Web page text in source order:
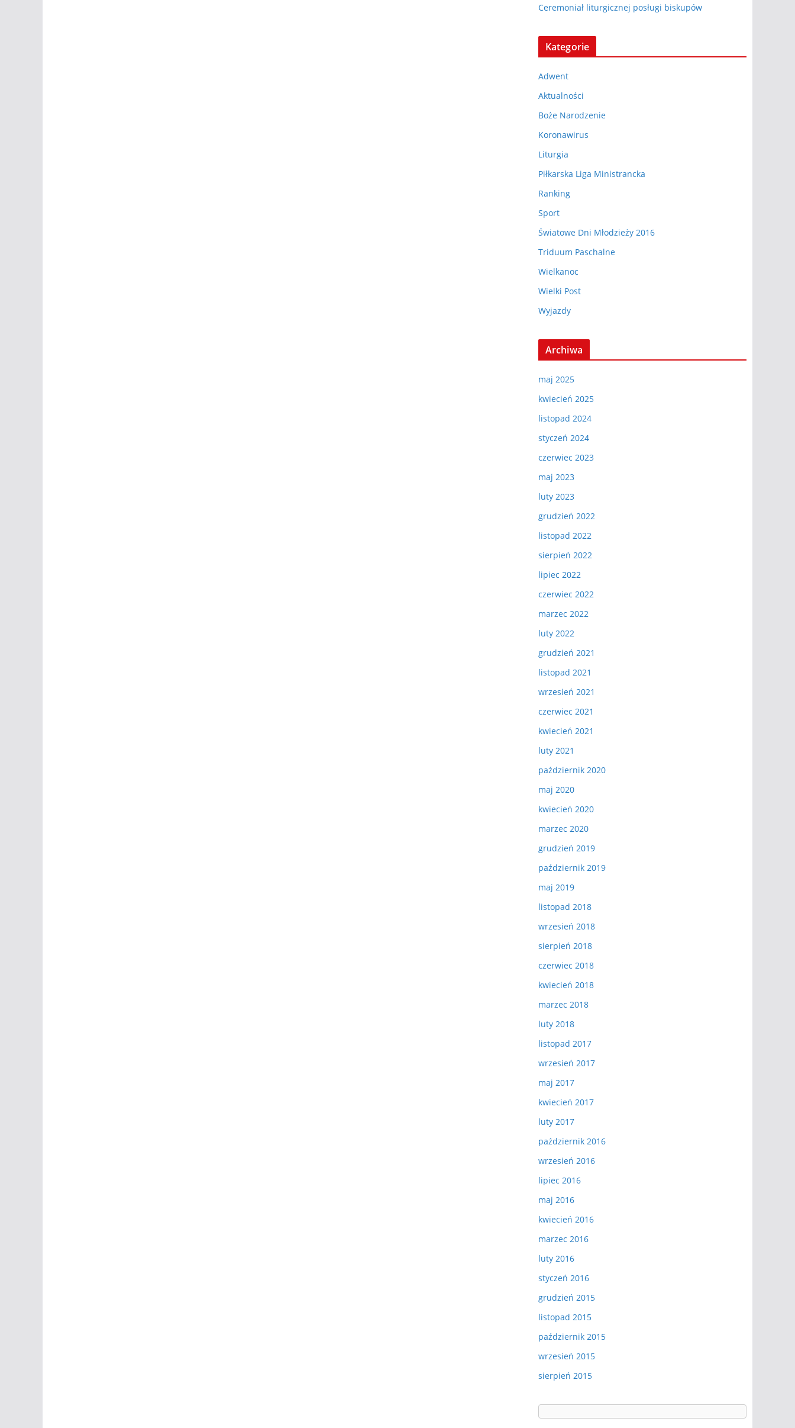
Ceremoniał liturgicznej posługi biskupów
Kategorie
Adwent
Aktualności
Boże Narodzenie
Koronawirus
Liturgia
Piłkarska Liga Ministrancka
Ranking
Sport
Światowe Dni Młodzieży 2016
Triduum Paschalne
Wielkanoc
Wielki Post
Wyjazdy
Archiwa
maj 2025
kwiecień 2025
listopad 2024
styczeń 2024
czerwiec 2023
maj 2023
luty 2023
grudzień 2022
listopad 2022
sierpień 2022
lipiec 2022
czerwiec 2022
marzec 2022
luty 2022
grudzień 2021
listopad 2021
wrzesień 2021
czerwiec 2021
kwiecień 2021
luty 2021
październik 2020
maj 2020
kwiecień 2020
marzec 2020
grudzień 2019
październik 2019
maj 2019
listopad 2018
wrzesień 2018
sierpień 2018
czerwiec 2018
kwiecień 2018
marzec 2018
luty 2018
listopad 2017
wrzesień 2017
maj 2017
kwiecień 2017
luty 2017
październik 2016
wrzesień 2016
lipiec 2016
maj 2016
kwiecień 2016
marzec 2016
luty 2016
styczeń 2016
grudzień 2015
listopad 2015
październik 2015
wrzesień 2015
sierpień 2015